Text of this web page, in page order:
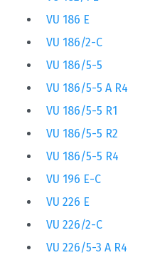
VU 186 E
VU 186/2-C
VU 186/5-5
VU 186/5-5 A R4
VU 186/5-5 R1
VU 186/5-5 R2
VU 186/5-5 R4
VU 196 E-C
VU 226 E
VU 226/2-C
VU 226/5-3 A R4